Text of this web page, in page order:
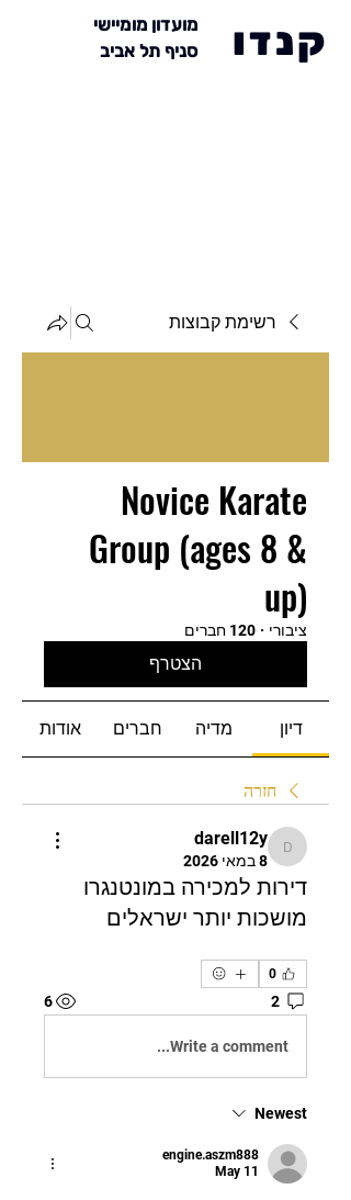
מועדון מומיישי
סניף תל אביב
קנדו
רשימת קבוצות
Novice Karate
Group (ages 8 &
up)
ציבורי · 120 חברים
הצטרף
דיון מדיה חברים אודות
חזרה
darell12y
darell12y
8 במאי 2026
דירות למכירה במונטנגרו
מושכות יותר ישראלים
0
2
6
Write a comment...
Newest
engine.aszm888
May 11